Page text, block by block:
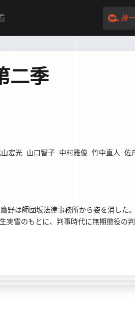
搜
二季
山宏光 山口智子 中村雅俊 竹中直人 佐
は師団坂法律事務所から姿を消した
実雪のもとに、判事時代に無期懲役の